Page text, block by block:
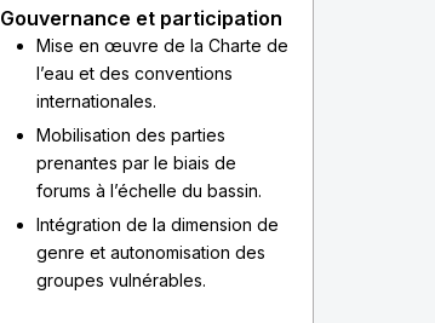
Gouvernance et participation
Mise en œuvre de la Charte de
l’eau et des conventions
internationales.
Mobilisation des parties
prenantes par le biais de
forums à l’échelle du bassin.
Intégration de la dimension de
genre et autonomisation des
groupes vulnérables.